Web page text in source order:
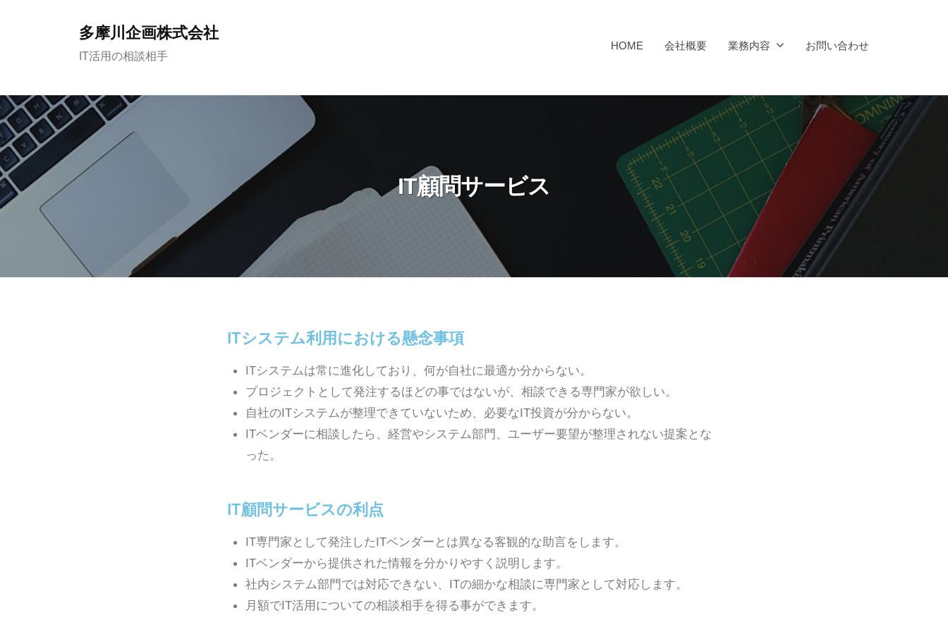
多摩川企画株式会社
IT活用の相談相手
HOME 会社概要 業務内容 お問い合わせ
IT顧問サービス
ITシステム利用における懸念事項
ITシステムは常に進化しており、何が自社に最適か分からない。
プロジェクトとして発注するほどの事ではないが、相談できる専門家が欲しい。
自社のITシステムが整理できていないため、必要なIT投資が分からない。
ITベンダーに相談したら、経営やシステム部門、ユーザー要望が整理されない提案とな
った。
IT顧問サービスの利点
IT専門家として発注したITベンダーとは異なる客観的な助言をします。
ITベンダーから提供された情報を分かりやすく説明します。
社内システム部門では対応できない、ITの細かな相談に専門家として対応します。
月額でIT活用についての相談相手を得る事ができます。